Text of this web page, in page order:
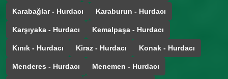
Karabağlar - Hurdacı Karaburun - Hurdacı
Karşıyaka - Hurdacı Kemalpaşa - Hurdacı
Kınık - Hurdacı Kiraz - Hurdacı Konak - Hurdacı
Menderes - Hurdacı Menemen - Hurdacı